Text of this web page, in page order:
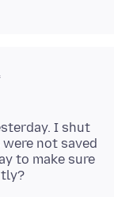
I shut
not saved
to make sure